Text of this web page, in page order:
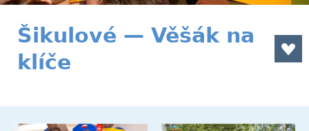
Šikulové — Věšák na
klíče